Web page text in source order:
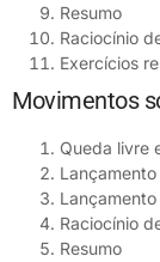
Resumo
Raciocínio
Exercícios
Movimentos
Queda livre
Raciocínio
Resumo